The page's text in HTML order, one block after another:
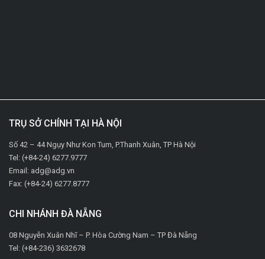
TRỤ SỞ CHÍNH TẠI HÀ NỘI
Số 42 – 44 Ngụy Như Kon Tum, P.Thanh Xuân, TP Hà Nội
Tel: (+84-24) 6277.9777
Email: adg@adg.vn
Fax: (+84-24) 6277.8777
CHI NHÁNH ĐÀ NẴNG
08 Nguyễn Xuân Nhĩ – P. Hòa Cường Nam – TP Đà Nẵng
Tel: (+84-236) 3632678